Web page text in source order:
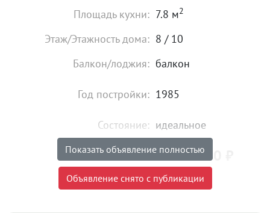
Площадь кухни: 7.8 м2
Этаж/Этажность дома: 8 / 10
Балкон/лоджия: балкон
Год постройки: 1985
Состояние: идеальное
Цена: 5 750 000
Объявление снято с публикации
Показать объявление полностью
Объявление снято с публикации